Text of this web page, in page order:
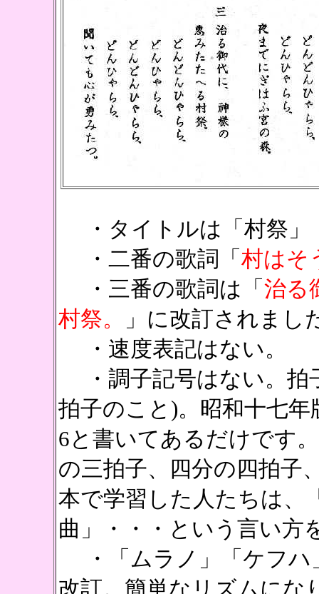
・タイトルは「村祭」
・二番の歌詞「 村はそ
・三番の歌詞は「 治る
村祭。
」に改訂されまし
・速度表記はない。
・調子記号はない。拍
拍子のこと)。昭和十七
6と書いてあるだけです
の三拍子、四分の四拍子
本で学習した人たちは、
曲」・・・という言い方
・「ムラノ」「ケフハ
改訂。簡単なリズムにな